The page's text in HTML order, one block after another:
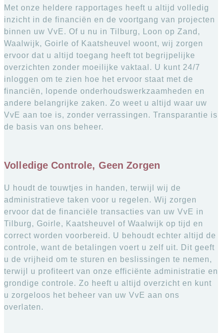
Met onze heldere rapportages heeft u altijd volledig
inzicht in de financiën en de voortgang van projecten
binnen uw VvE. Of u nu in Tilburg, Loon op Zand,
Waalwijk, Goirle of Kaatsheuvel woont, wij zorgen
ervoor dat u altijd toegang heeft tot begrijpelijke
overzichten zonder moeilijke vaktaal. U kunt 24/7
inloggen om te zien hoe het ervoor staat met de
financiën, lopende onderhoudswerkzaamheden en
andere belangrijke zaken. Zo weet u altijd waar uw
VvE aan toe is, zonder verrassingen. Transparantie is
de basis van ons beheer.
Volledige Controle, Geen Zorgen
U houdt de touwtjes in handen, terwijl wij de
administratieve taken voor u regelen. Wij zorgen
ervoor dat de financiële transacties van uw VvE in
Tilburg, Goirle, Kaatsheuvel of Waalwijk op tijd en
correct worden voorbereid. U behoudt echter altijd de
controle, want de betalingen voert u zelf uit. Dit geeft
u de vrijheid om te sturen en beslissingen te nemen,
terwijl u profiteert van onze efficiënte administratie en
grondige controle. Zo heeft u altijd overzicht en kunt
u zorgeloos het beheer van uw VvE aan ons
overlaten.